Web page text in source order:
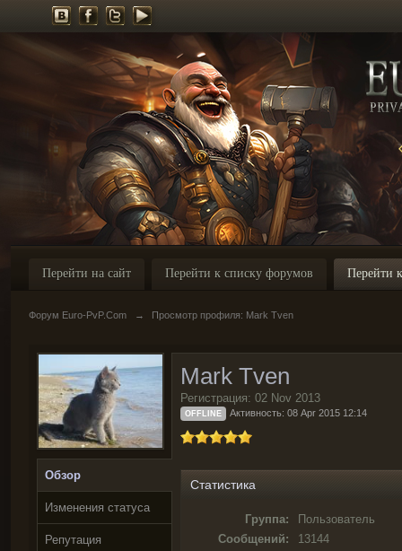
Перейти на сайт Перейти к списку форумов Перейти
Форум Euro-PvP.Com → Просмотр профиля: Mark Tven
Обзор
Изменения статуса
Репутация
Mark Tven
Регистрация: 02 Nov 2013
OFFLINE Активность: 08 Apr 2015 12:14
Статистика
Группа:
Пользователь
Сообщений:
13144